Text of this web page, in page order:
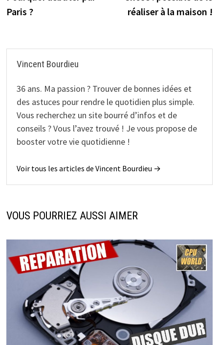
l’article
Paris ?
réaliser à la maison !
Vincent Bourdieu
36 ans. Ma passion ? Trouver de bonnes idées et
des astuces pour rendre le quotidien plus simple.
Vous recherchez un site bourré d’infos et de
conseils ? Vous l’avez trouvé ! Je vous propose de
booster votre vie quotidienne !
Voir tous les articles de Vincent Bourdieu →
VOUS POURRIEZ AUSSI AIMER